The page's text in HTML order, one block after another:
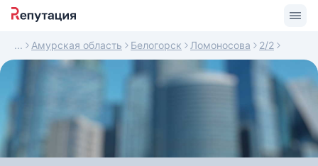
Амурская область Белогорск Ломоносова 2/2